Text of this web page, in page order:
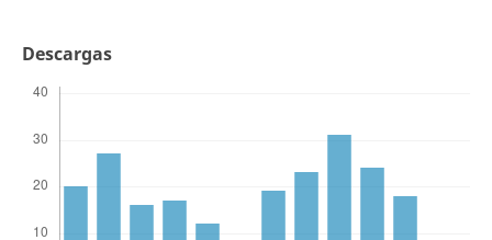
Descargas